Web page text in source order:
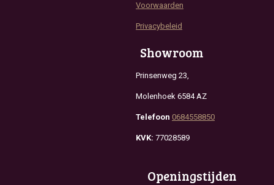
Voorwaarden
Privacybeleid
Showroom
Prinsenweg 23,
Molenhoek 6584 AZ
Telefoon 0684558850
KVK: 77028589
Openingstijden